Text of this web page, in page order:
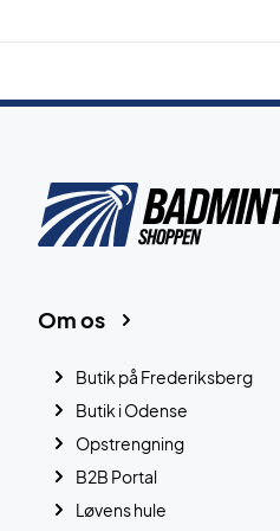
Om os
Butik på Frederiksberg
Butik i Odense
Opstrengning
B2B Portal
Løvens hule